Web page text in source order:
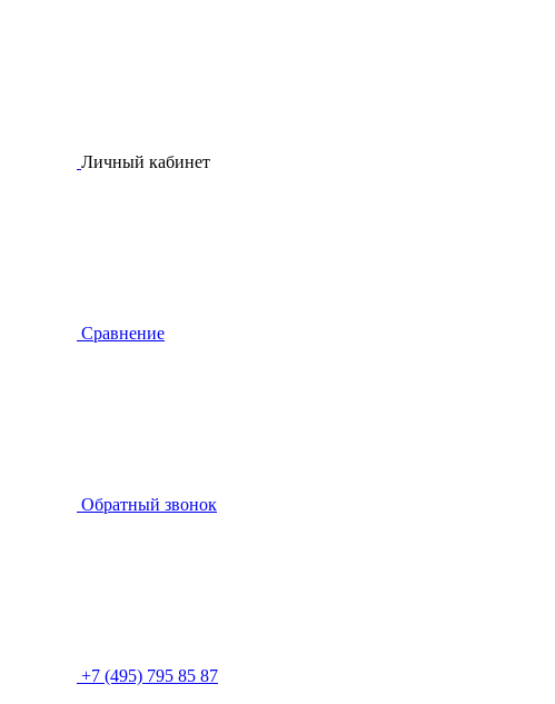
Личный кабинет
Сравнение
Обратный звонок
+7 (495) 795 85 87